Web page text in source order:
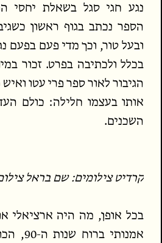
נגע חגי סגל בשאלת יחסי
הספר נכתב בגוף ראשון
ובעל טור, וכך מדי פעם בפעם
בכלל ולכתיבה בפרט. זכור
הגיבור לאור ספר פרי עטו
אותו בעצמו חלילה: כולם
השכנים.
קרדיט צילומים: שם בראל
בכל אופן, מה היה ארציאלי
אמנותי